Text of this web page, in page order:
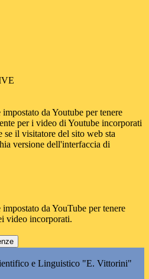
da Youtube per tenere
per i video di Youtube incorporati
se il visitatore del sito web sta
versione dell'interfaccia di
da YouTube per tenere
video incorporati.
e Linguistico "E. Vittorini"